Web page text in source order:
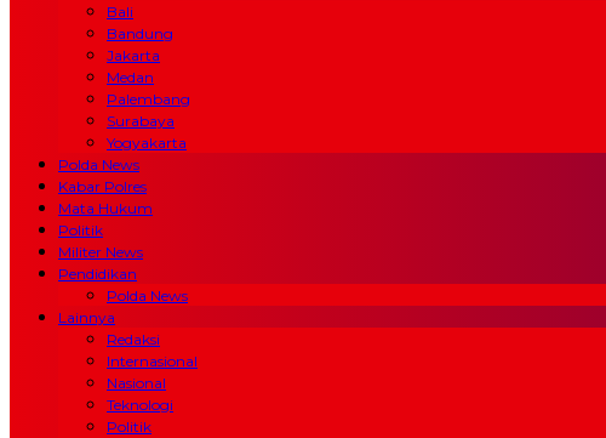
Bali
Bandung
Jakarta
Medan
Palembang
Surabaya
Yogyakarta
Polda News
Kabar Polres
Mata Hukum
Politik
Militer News
Pendidikan
Polda News
Lainnya
Redaksi
Internasional
Nasional
Teknologi
Politik